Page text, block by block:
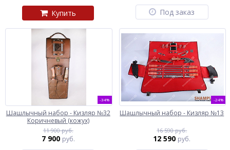
Купить Под заказ
-34%
Шашлычный набор - Кизляр №32
Коричневый (кожух)
11 900 руб.
7 900 руб.
-24%
Шашлычный набор - Кизляр №13
16 590 руб.
12 590 руб.